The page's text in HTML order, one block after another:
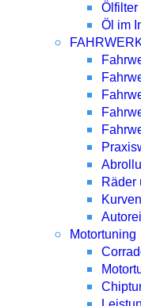
Ölfilter
Öl im
Räder
Motortuning